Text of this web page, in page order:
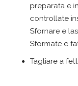
preparata e
controllate
Sfornare e
Sformate e
Tagliare a